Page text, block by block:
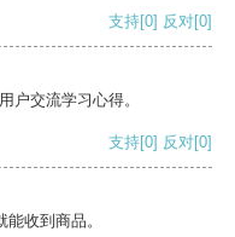
支持[0] 反对[0]
户交流学习心得。
支持[0] 反对[0]
收到商品。